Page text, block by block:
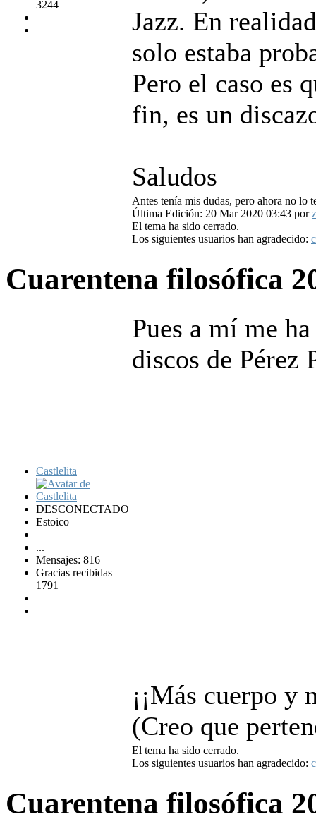
3244
Jazz. En
solo estaba
Pero el caso es
fin, es un
Saludos
Antes tenía mis dudas, pero ahora no lo
Última Edición: 20 Mar 2020 03:43 por
El tema ha sido cerrado.
Los siguientes usuarios han agradecido:
Cuarentena filosófica
Castlelita
DESCONECTADO
Estoico
...
Mensajes: 816
Gracias recibidas
1791
Pues a mí me
discos de Pérez
¡¡Más cuerpo y
(Creo que
El tema ha sido cerrado.
Los siguientes usuarios han agradecido:
Cuarentena filosófica